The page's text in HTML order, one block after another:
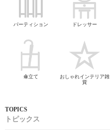
パーティション ドレッサー
傘立て
おしゃれインテリア雑
貨
トピックス